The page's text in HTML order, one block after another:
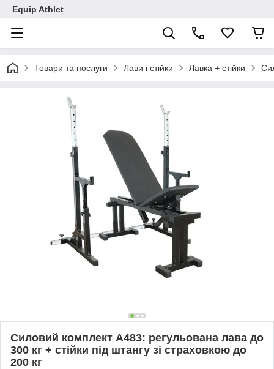
Equip Athlet
Товари та послуги Лави і стійки Лавка + стійки
Силовий комплект A483: регульована лава до
300 кг + стійки під штангу зі страховкою до
200 кг